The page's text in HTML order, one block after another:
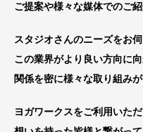
ご提案や様々な媒体でのご紹
スタジオさんのニーズをお伺
この業界がより良い方向に
関係を密に様々な取り組み
ヨガワークスをご利用いただ